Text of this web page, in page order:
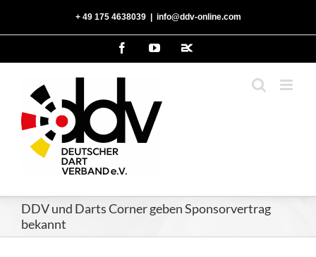
‭+ 49 175 4638039‬ info@ddv-online.com
FacebookYouTube2kDart
DDV und Darts Corner geben Sponsorvertrag
bekannt